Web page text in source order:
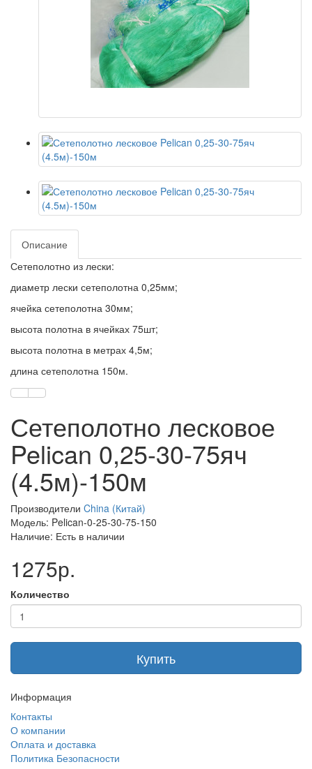
Описание
Сетеполотно из лески:
диаметр лески сетеполотна 0,25мм;
ячейка сетеполотна 30мм;
высота полотна в ячейках 75шт;
высота полотна в метрах 4,5м;
длина сетеполотна 150м.
Сетеполотно лесковое
Pelican 0,25-30-75яч
(4.5м)-150м
Производители China (Китай)
Модель: Pelican-0-25-30-75-150
Наличие: Есть в наличии
1275р.
Количество
Купить
Информация
Контакты
О компании
Оплата и доставка
Политика Безопасности